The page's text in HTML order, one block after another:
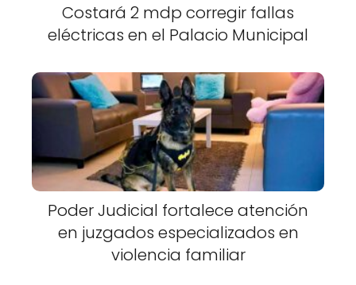
Costará 2 mdp corregir fallas
eléctricas en el Palacio Municipal
Poder Judicial fortalece atención
en juzgados especializados en
violencia familiar